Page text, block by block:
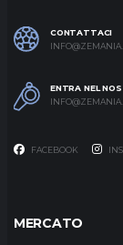
CONTATTACI
ENTRA NEL
FACEBOOK
MERCATO